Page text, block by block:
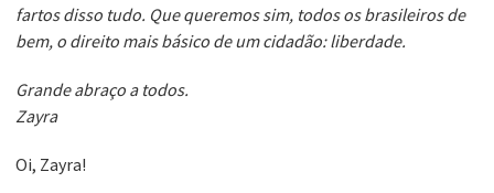
fartos disso tudo. Que queremos sim, todos os brasileiros de
bem, o direito mais básico de um cidadão: liberdade.
Grande abraço a todos.
Zayra
Oi, Zayra!